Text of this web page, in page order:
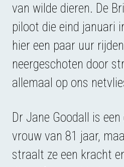
van wilde dieren. De
piloot die eind januari
hier een paar uur
neergeschoten door
allemaal op ons
Dr Jane Goodall is
vrouw van 81 jaar,
straalt ze een kracht